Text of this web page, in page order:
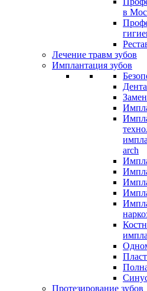
в
Лечение травм зубов
Имплантация зубов
arch
Протезирование зубов